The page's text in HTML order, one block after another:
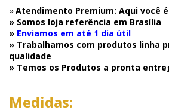
»Atendimento Premium: Aqui você
» Somos loja referência em Brasília
» Enviamos em até 1 dia útil
» Trabalhamos com produtos linha
qualidade
» Temos os Produtos a pronta
Medidas: